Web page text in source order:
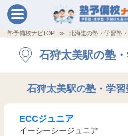
塾予備校ナビTOP 北海道の塾・学習塾
石狩太美駅の塾
石狩太美駅の塾・学
ECCジュニア
イーシーシージュニア